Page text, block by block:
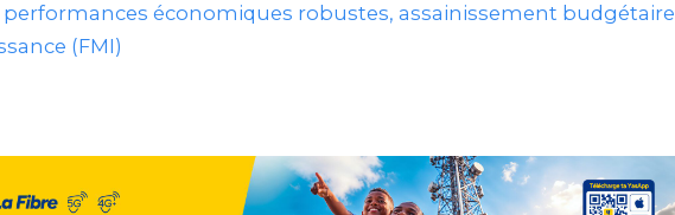
performances économiques robustes, assainissement budgétaire
(FMI)